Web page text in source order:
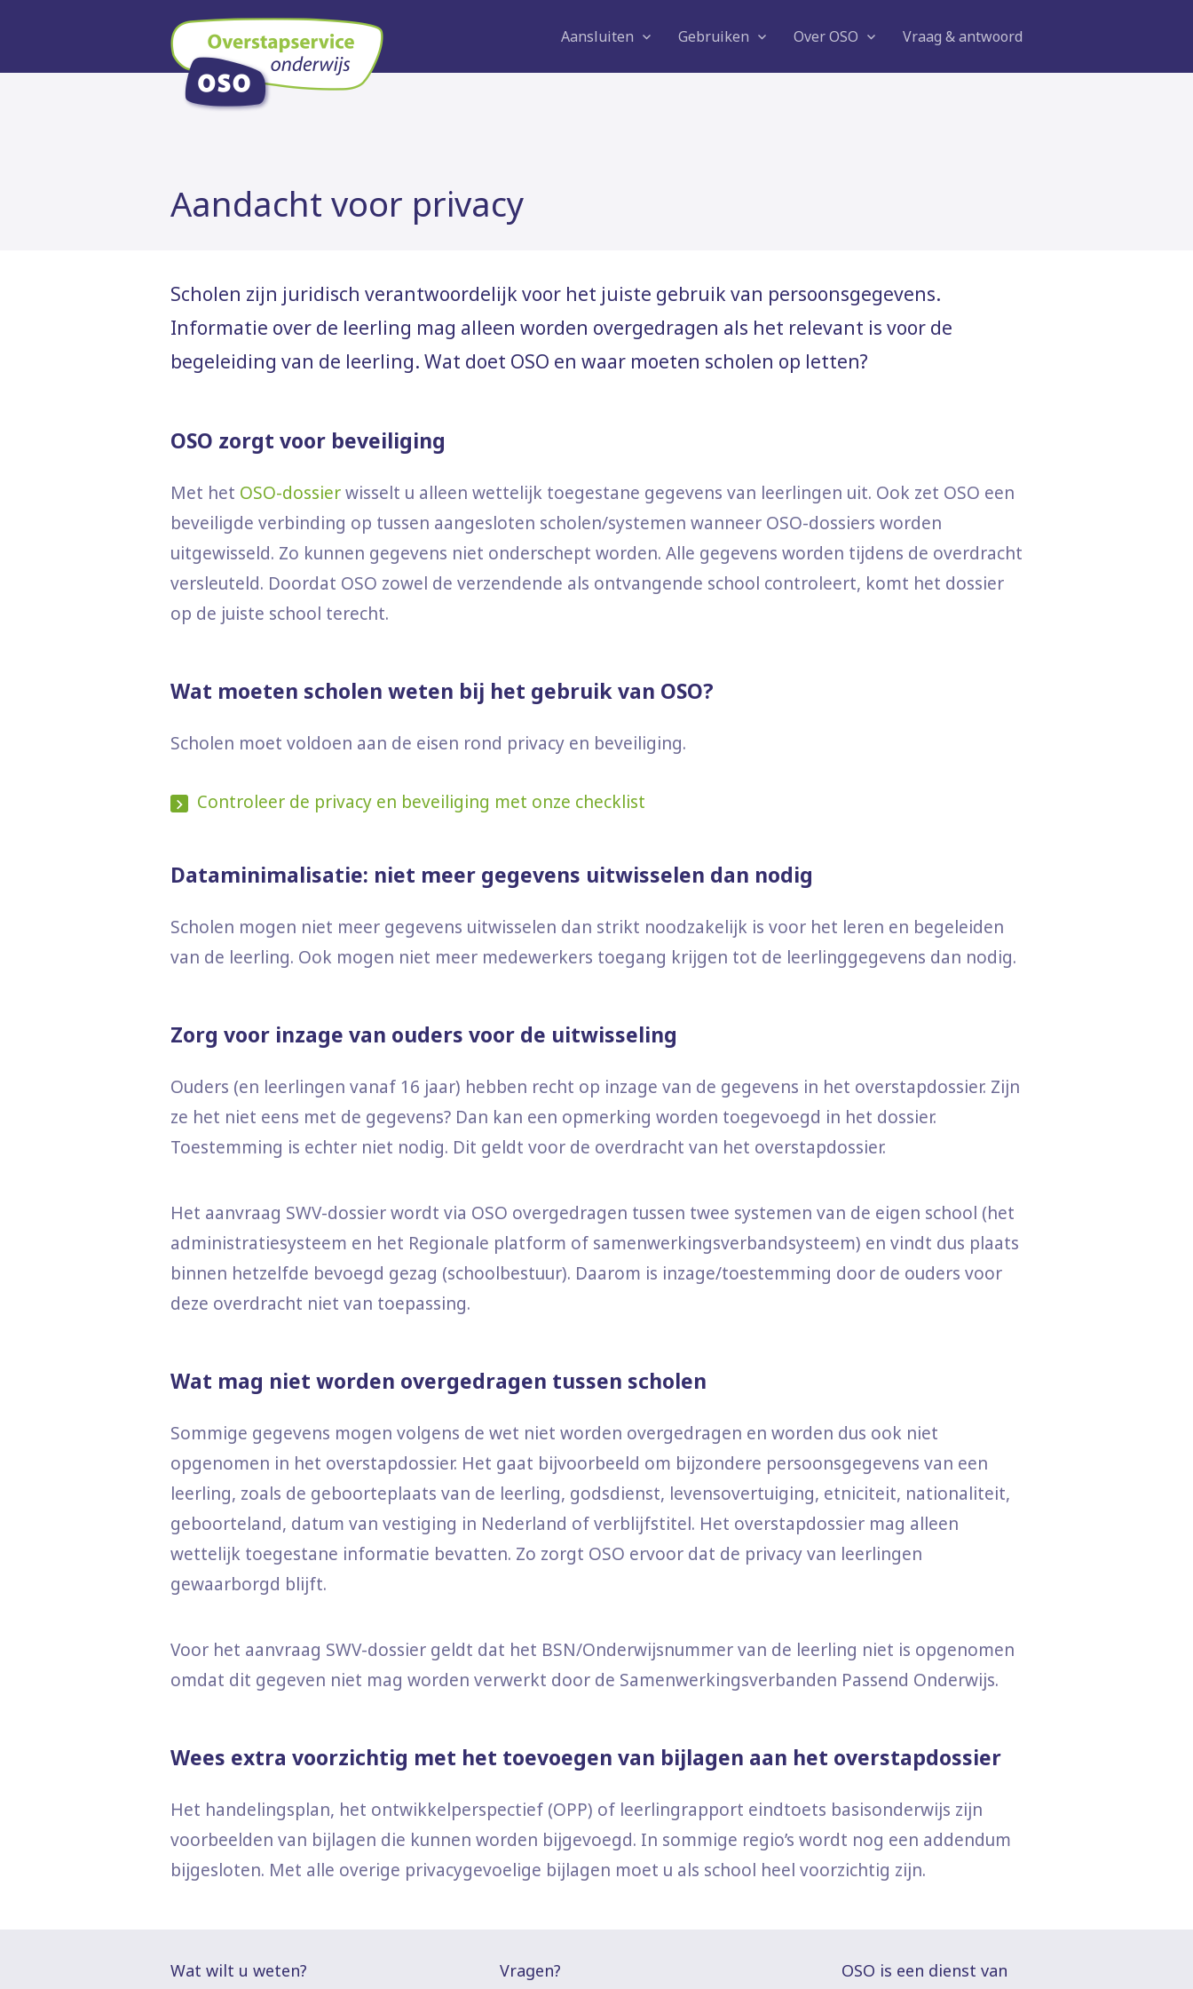
Overstapservice Onderwijs
Aansluiten Gebruiken Over OSO Vraag & antwoord
Aandacht voor privacy
Scholen zijn juridisch verantwoordelijk voor het juiste gebruik van persoonsgegevens.
Informatie over de leerling mag alleen worden overgedragen als het relevant is voor de
begeleiding van de leerling. Wat doet OSO en waar moeten scholen op letten?
OSO zorgt voor beveiliging
Met het OSO-dossierwisselt u alleen wettelijk toegestane gegevens van leerlingen uit. Ook zet OSO een
beveiligde verbinding op tussen aangesloten scholen/systemen wanneer OSO-dossiers worden
uitgewisseld. Zo kunnen gegevens niet onderschept worden. Alle gegevens worden tijdens de overdracht
versleuteld. Doordat OSO zowel de verzendende als ontvangende school controleert, komt het dossier
op de juiste school terecht.
Wat moeten scholen weten bij het gebruik van OSO?
Scholen moet voldoen aan de eisen rond privacy en beveiliging.
Controleer de privacy en beveiliging met onze checklist
Dataminimalisatie: niet meer gegevens uitwisselen dan nodig
Scholen mogen niet meer gegevens uitwisselen dan strikt noodzakelijk is voor het leren en begeleiden
van de leerling. Ook mogen niet meer medewerkers toegang krijgen tot de leerlinggegevens dan nodig.
Zorg voor inzage van ouders voor de uitwisseling
Ouders (en leerlingen vanaf 16 jaar) hebben recht op inzage van de gegevens in het overstapdossier. Zijn
ze het niet eens met de gegevens? Dan kan een opmerking worden toegevoegd in het dossier.
Toestemming is echter niet nodig. Dit geldt voor de overdracht van het overstapdossier.
Het aanvraag SWV-dossier wordt via OSO overgedragen tussen twee systemen van de eigen school (het
administratiesysteem en het Regionale platform of samenwerkingsverbandsysteem) en vindt dus plaats
binnen hetzelfde bevoegd gezag (schoolbestuur). Daarom is inzage/toestemming door de ouders voor
deze overdracht niet van toepassing.
Wat mag niet worden overgedragen tussen scholen
Sommige gegevens mogen volgens de wet niet worden overgedragen en worden dus ook niet
opgenomen in het overstapdossier. Het gaat bijvoorbeeld om bijzondere persoonsgegevens van een
leerling, zoals de geboorteplaats van de leerling, godsdienst, levensovertuiging, etniciteit, nationaliteit,
geboorteland, datum van vestiging in Nederland of verblijfstitel. Het overstapdossier mag alleen
wettelijk toegestane informatie bevatten. Zo zorgt OSO ervoor dat de privacy van leerlingen
gewaarborgd blijft.
Voor het aanvraag SWV-dossier geldt dat het BSN/Onderwijsnummer van de leerling niet is opgenomen
omdat dit gegeven niet mag worden verwerkt door de Samenwerkingsverbanden Passend Onderwijs.
Wees extra voorzichtig met het toevoegen van bijlagen aan het overstapdossier
Het handelingsplan, het ontwikkelperspectief (OPP) of leerlingrapport eindtoets basisonderwijs zijn
voorbeelden van bijlagen die kunnen worden bijgevoegd. In sommige regio’s wordt nog een addendum
bijgesloten. Met alle overige privacygevoelige bijlagen moet u als school heel voorzichtig zijn.
Wat wilt u weten? Vragen? OSO is een dienst van